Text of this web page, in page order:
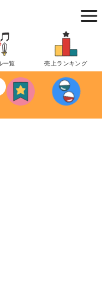
一覧 売上ランキング